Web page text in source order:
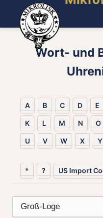
Wort- und
A B C D E
K L M N O
U V W X Y
* ? US Import